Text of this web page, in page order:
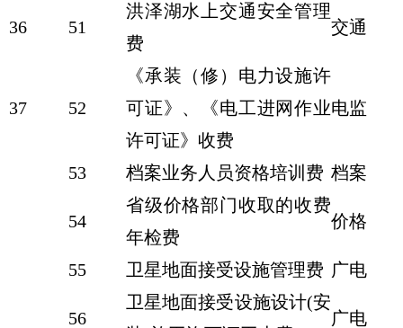
36 51
洪泽湖水上交通安全管理
费
交通
37 52
《承装（修）电力设施许
可证》、《电工进网作业
许可证》收费
电监
53 档案业务人员资格培训费 档案
54
省级价格部门收取的收费
年检费
价格
55 卫星地面接受设施管理费 广电
56
卫星地面接受设施设计(安
广电